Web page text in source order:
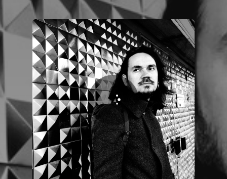
You're all set!